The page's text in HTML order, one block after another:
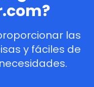
las
y fáciles de